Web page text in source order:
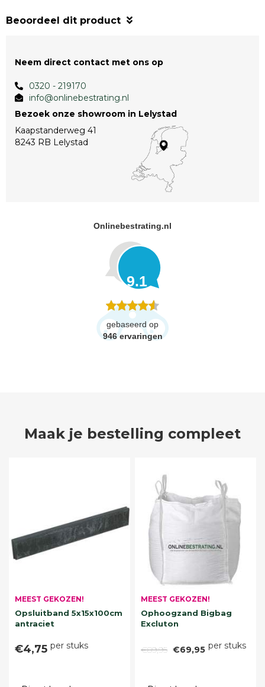
Beoordeel dit product
Neem direct contact met ons op
0320 - 219170
info@onlinebestrating.nl
Bezoek onze showroom in Lelystad
Kaapstanderweg 41
8243 RB Lelystad
Onlinebestrating.nl
9.1
gebaseerd op
946 ervaringen
Maak je bestelling compleet
MEEST GEKOZEN!
Opsluitband 5x15x100cm
antraciet
€4,75 per stuks
MEEST GEKOZEN!
Ophoogzand Bigbag
Excluton
€89,95 €69,95 per stuks